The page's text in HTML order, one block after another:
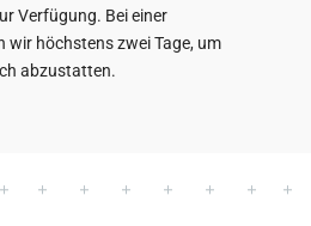
Verfügung. Bei einer
wir höchstens zwei Tage, um
abzustatten.